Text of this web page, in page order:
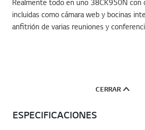
Realmente todo en uno 38CK950N con
incluidas como cámara web y bocinas
anfitrión de varias reuniones y
CERRAR
ESPECIFICACIONES